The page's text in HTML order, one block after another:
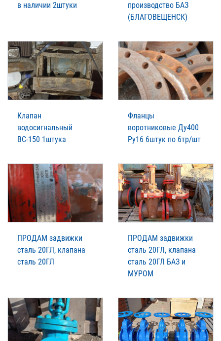
в наличии 2штуки
производство БАЗ
(БЛАГОВЕЩЕНСК)
Клапан
водосигнальный
ВС-150 1штука
Фланцы
воротниковые Ду400
Ру16 6штук по 6тр/шт
ПРОДАМ задвижки
сталь 20ГЛ, клапана
сталь 20ГЛ
ПРОДАМ задвижки
сталь 20ГЛ, клапана
сталь 20ГЛ БАЗ и
МУРОМ